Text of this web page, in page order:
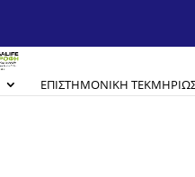
EΠΙΣΤΗΜΟΝΙΚΉ